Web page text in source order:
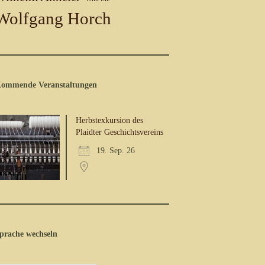
Horch
Veranstaltungen
Herbstexkursion des
Plaidter Geschichtsvereins
19. Sep. 26
wechseln